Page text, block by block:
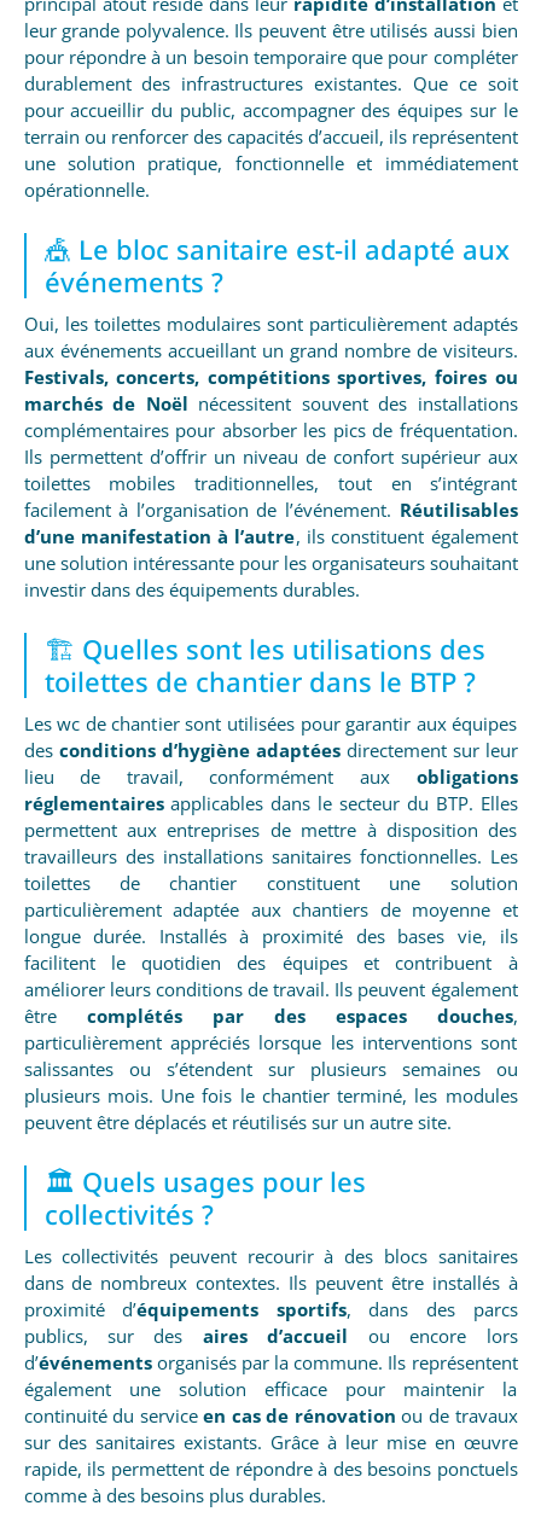
leur grande polyvalence. Ils peuvent être utilisés aussi bien
pour répondre à un besoin temporaire que pour compléter
durablement des infrastructures existantes. Que ce soit
pour accueillir du public, accompagner des équipes sur le
terrain ou renforcer des capacités d’accueil, ils représentent
une solution pratique, fonctionnelle et immédiatement
opérationnelle.
🎪 Le bloc sanitaire est-il adapté aux
événements ?
Oui, les toilettes modulaires sont particulièrement adaptés
aux événements accueillant un grand nombre de visiteurs.
Festivals, concerts, compétitions sportives, foires ou
marchés de Noël nécessitent souvent des installations
complémentaires pour absorber les pics de fréquentation.
Ils permettent d’offrir un niveau de confort supérieur aux
toilettes mobiles traditionnelles, tout en s’intégrant
facilement à l’organisation de l’événement. Réutilisables
d’une manifestation à l’autre, ils constituent également
une solution intéressante pour les organisateurs souhaitant
investir dans des équipements durables.
🏗️ Quelles sont les utilisations des
toilettes de chantier dans le BTP ?
Les wc de chantier sont utilisées pour garantir aux équipes
des conditions d’hygiène adaptéesdirectement sur leur
lieu de travail, conformément aux obligations
réglementairesapplicables dans le secteur du BTP. Elles
permettent aux entreprises de mettre à disposition des
travailleurs des installations sanitaires fonctionnelles. Les
toilettes de chantier constituent une solution
particulièrement adaptée aux chantiers de moyenne et
longue durée. Installés à proximité des bases vie, ils
facilitent le quotidien des équipes et contribuent à
améliorer leurs conditions de travail. Ils peuvent également
être complétés par des espaces douches,
particulièrement appréciés lorsque les interventions sont
salissantes ou s’étendent sur plusieurs semaines ou
plusieurs mois. Une fois le chantier terminé, les modules
peuvent être déplacés et réutilisés sur un autre site.
🏛️ Quels usages pour les
collectivités ?
Les collectivités peuvent recourir à des blocs sanitaires
dans de nombreux contextes. Ils peuvent être installés à
proximité d’équipements sportifs, dans des parcs
publics, sur des aires d’accueil ou encore lors
d’événementsorganisés par la commune. Ils représentent
également une solution efficace pour maintenir la
continuité du serviceen cas de rénovation ou de travaux
sur des sanitaires existants. Grâce à leur mise en œuvre
rapide, ils permettent de répondre à des besoins ponctuels
comme à des besoins plus durables.